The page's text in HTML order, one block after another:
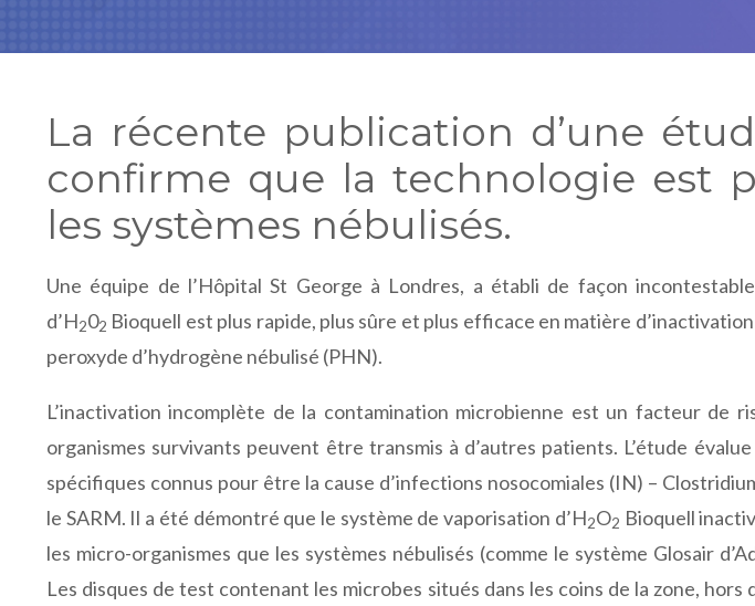
La récente publication d’une
confirme que la technologie est
les systèmes nébulisés.
Une équipe de l’Hôpital St George à Londres, a établi de façon
d’H202 Bioquell est plus rapide, plus sûre et plus efficace en matière
peroxyde d’hydrogène nébulisé (PHN).
L’inactivation incomplète de la contamination microbienne est un facteur de
organismes survivants peuvent être transmis à d’autres patients. L’étude
spécifiques connus pour être la cause d’infections nosocomiales (IN) –
le SARM. Il a été démontré que le système de vaporisation d’H2O2 Bioquell
les micro-organismes que les systèmes nébulisés (comme le système Glosair
Les disques de test contenant les microbes situés dans les coins de la zone,